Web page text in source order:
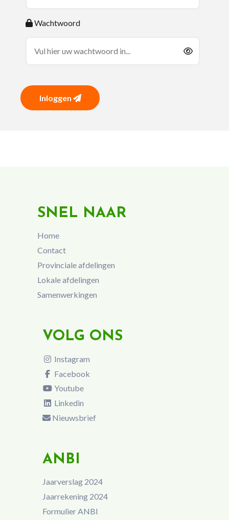
Wachtwoord
Inloggen
SNEL NAAR
Home
Contact
Provinciale afdelingen
Lokale afdelingen
Samenwerkingen
VOLG ONS
Instagram
Facebook
Youtube
Linkedin
Nieuwsbrief
ANBI
Jaarverslag 2024
Jaarrekening 2024
Formulier ANBI